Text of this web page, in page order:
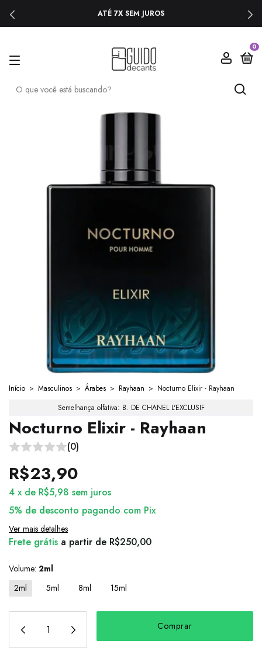
ATÉ 7X SEM JUROS
0
Início > Masculinos > Árabes > Rayhaan > Nocturno Elixir - Rayhaan
Semelhança olfativa: B. DE CHANEL L'EXCLUSIF
Nocturno Elixir - Rayhaan
(0)
R$23,90
4 x de R$5,98 sem juros
5% de desconto pagando com Pix
Ver mais detalhes
Frete grátis a partir de R$250,00
Volume: 2ml
2ml
5ml 8ml 15ml